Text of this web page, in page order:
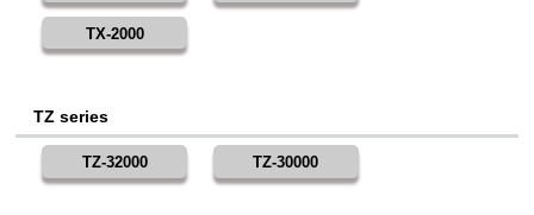
TX-2000
TZ series
TZ-32000 TZ-30000